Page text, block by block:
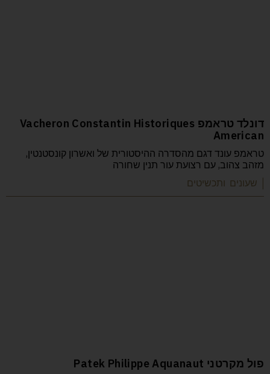
דונלד טראמפ Vacheron Constantin Historiques
American
טראמפ עונד דגם מהסדרה ההיסטורית של ואשרון קונסטנטין,
מזהב צהוב, עם רצועת עור תנין שחורה
| שעונים ותכשיטים
פול מקרטני Patek Philippe Aquanaut